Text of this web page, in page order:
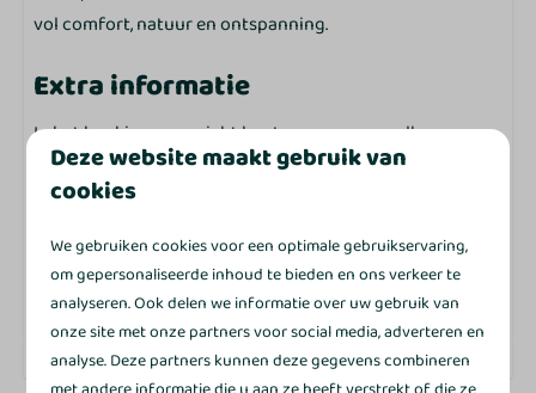
Bedlinnen inbegrepen per geboekt persoon
Was- en schoonmaakfaciliteiten
Wasmachine
Droogrek
Stofzuiger
Buitenleven
Tuinmeubels
Terras
Tuin
vol comfort, natuur en ontspanning.
Extra informatie
In het boekingsoverzicht kunt u aangeven welke
faciliteiten voor u belangrijk zijn zoals ligging en
sanitaire indeling, mits deze beschikbaar zijn voor de
getoonde foto’s een sfeerimpressie geven van een
vergelijkbare bungalow en niet van de exacte woning.
Deze website maakt gebruik van
cookies
We gebruiken cookies voor een optimale gebruikservaring,
om gepersonaliseerde inhoud te bieden en ons verkeer te
analyseren. Ook delen we informatie over uw gebruik van
onze site met onze partners voor social media, adverteren en
analyse. Deze partners kunnen deze gegevens combineren